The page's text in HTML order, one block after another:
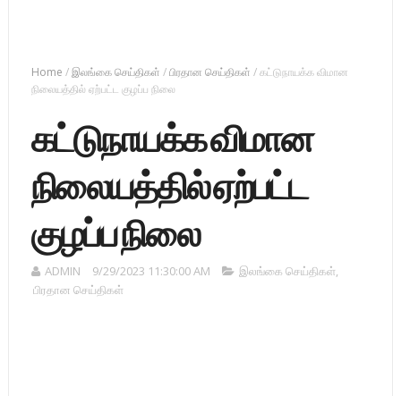
Home /இலங்கை செய்திகள் /பிரதான செய்திகள் /கட்டுநாயக்க விமான
நிலையத்தில் ஏற்பட்ட குழப்ப நிலை
கட்டுநாயக்க விமான
நிலையத்தில் ஏற்பட்ட
குழப்ப நிலை
ADMIN 9/29/2023 11:30:00 AM இலங்கை செய்திகள்,
பிரதான செய்திகள்